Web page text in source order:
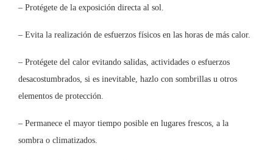
– Protégete de la exposición directa al sol.
– Evita la realización de esfuerzos físicos en las horas de más calor.
– Protégete del calor evitando salidas, actividades o esfuerzos
desacostumbrados, si es inevitable, hazlo con sombrillas u otros
elementos de protección.
– Permanece el mayor tiempo posible en lugares frescos, a la
sombra o climatizados.